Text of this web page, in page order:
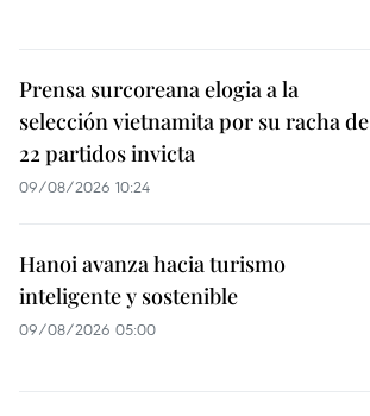
Prensa surcoreana elogia a la
selección vietnamita por su racha de
22 partidos invicta
09/08/2026 10:24
Hanoi avanza hacia turismo
inteligente y sostenible
09/08/2026 05:00